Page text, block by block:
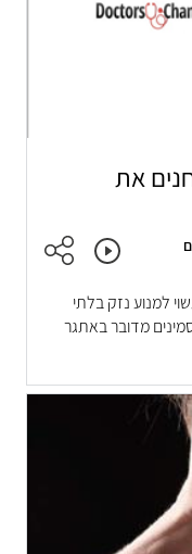
את
למנוע נזק בלתי
מדובר באתגר